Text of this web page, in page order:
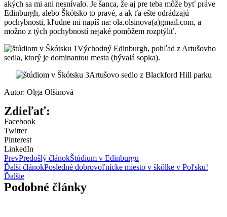
akých sa mi ani nesnívalo. Je šanca, že aj pre teba môže byť práve
Edinburgh, alebo Škótsko to pravé, a ak ťa ešte odrádzajú
pochybnosti, kľudne mi napíš na: ola.olsinova(a)gmail.com, a
možno z tých pochybností nejaké pomôžem rozptýliť.
Východný Edinburgh, pohľad z Artušovho
sedla, ktorý je dominantou mesta (bývalá sopka).
Artušovo sedlo z Blackford Hill parku
Autor: Olga Olšinová
Zdieľať:
Facebook
Twitter
Pinterest
LinkedIn
PrevPredošlý článokŠtúdium v Edinburgu
Ďalší článokPosledné dobrovoľnícke miesto v škôlke v Poľsku!
Ďalšie
Podobné články